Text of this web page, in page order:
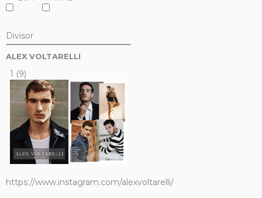
Divisor
ALEX VOLTARELLI
1 (9)
https://www.instagram.com/alexvoltarelli/